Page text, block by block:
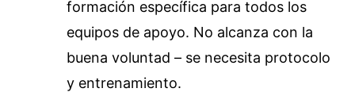
formación específica para todos los
equipos de apoyo. No alcanza con la
buena voluntad – se necesita protocolo
y entrenamiento.